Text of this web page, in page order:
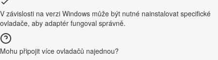
V závislosti na verzi Windows může být nutné nainstalovat specifické
ovladače, aby adaptér fungoval správně.
Mohu připojit více ovladačů najednou?